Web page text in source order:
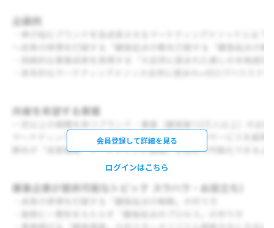
会員登録して詳細を見る
ログインはこちら